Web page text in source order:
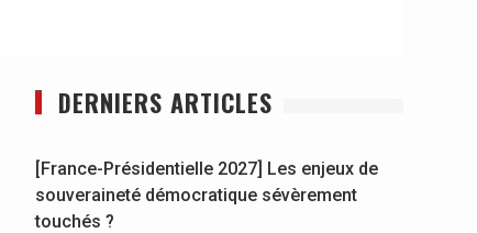
DERNIERS ARTICLES
[France-Présidentielle 2027] Les enjeux de
souveraineté démocratique sévèrement
touchés ?